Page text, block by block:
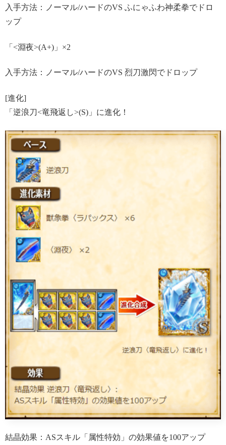
入手方法：ノーマル/ハードのVS ふにゃふわ神柔拳でドロ
ップ
「<淵夜>(A+)」×2
入手方法：ノーマル/ハードのVS 烈刀激閃でドロップ
[進化]
「逆浪刀<竜飛返し>(S)」に進化！
結晶効果：ASスキル「属性特効」の効果値を100アップ